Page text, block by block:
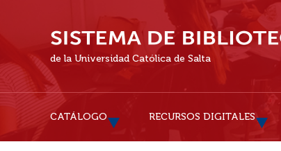
de la Universidad Católica de Salta
CATÁLOGO RECURSOS DIGITALES